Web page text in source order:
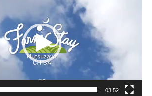
03:52